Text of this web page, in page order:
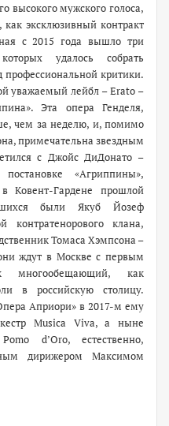
высокого мужского голоса,
эксклюзивный контракт
с 2015 года вышло три
удалось собрать
критики.
уважаемый лейбл – Erato –
Эта опера Генделя,
чем за неделю, и, помимо
примечательна звездным
с Джойс ДиДонато –
«Агриппины»,
Ковент-Гардене прошлой
были Якуб Йозеф
клана,
Томаса Хэмпсона –
ждут в Москве с первым
многообещающий, как
в российскую столицу.
Априори» в 2017-м ему
Musica Viva, а ныне
d’Oro, естественно,
дирижером Максимом